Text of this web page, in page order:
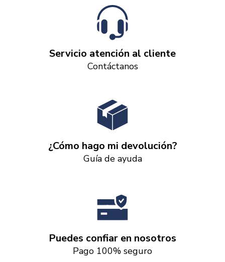
Servicio atención al cliente
Contáctanos
¿Cómo hago mi devolución?
Guía de ayuda
Puedes confiar en nosotros
Pago 100% seguro